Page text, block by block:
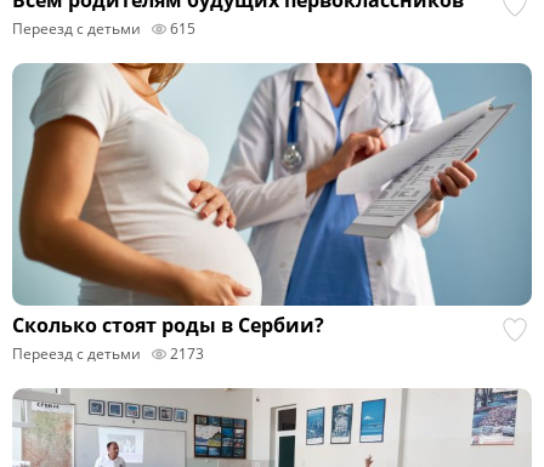
Переезд с детьми 615
Сколько стоят роды в Сербии?
Переезд с детьми 2173